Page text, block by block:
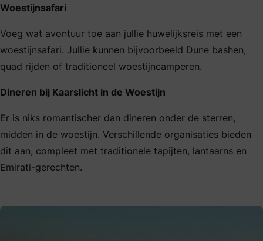
Woestijnsafari
Voeg wat avontuur toe aan jullie huwelijksreis met een
woestijnsafari. Jullie kunnen bijvoorbeeld Dune bashen,
quad rijden of traditioneel woestijncamperen.
Dineren bij Kaarslicht in de Woestijn
Er is niks romantischer dan dineren onder de sterren,
midden in de woestijn. Verschillende organisaties bieden
dit aan, compleet met traditionele tapijten, lantaarns en
Emirati-gerechten.